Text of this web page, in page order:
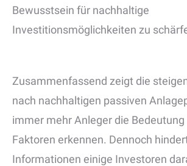
Bewusstsein für nachhaltige
Investitionsmöglichkeiten zu
Zusammenfassend zeigt die
nach nachhaltigen passiven
immer mehr Anleger die Bedeutung
Faktoren erkennen. Dennoch
Informationen einige Investoren